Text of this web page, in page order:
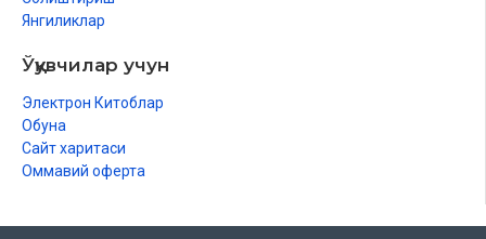
Янгиликлар
Ўқувчилар учун
Электрон Китоблар
Обуна
Сайт харитаси
Оммавий оферта